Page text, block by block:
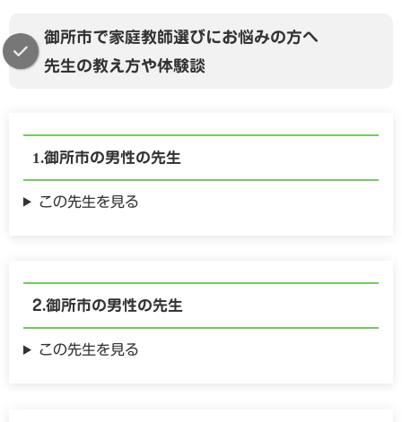
御所市で家庭教師選びにお悩みの方へ
先生の教え方や体験談
御所市の男性の先生
この先生を見る
御所市の男性の先生
この先生を見る